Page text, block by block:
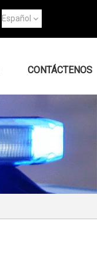
Español
CONTÁCTENOS